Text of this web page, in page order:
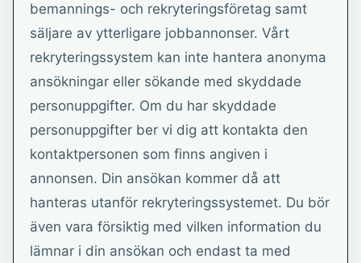
bemannings- och rekryteringsföretag samt
säljare av ytterligare jobbannonser. Vårt
rekryteringssystem kan inte hantera anonyma
ansökningar eller sökande med skyddade
personuppgifter. Om du har skyddade
personuppgifter ber vi dig att kontakta den
kontaktpersonen som finns angiven i
annonsen. Din ansökan kommer då att
hanteras utanför rekryteringssystemet. Du bör
även vara försiktig med vilken information du
lämnar i din ansökan och endast ta med